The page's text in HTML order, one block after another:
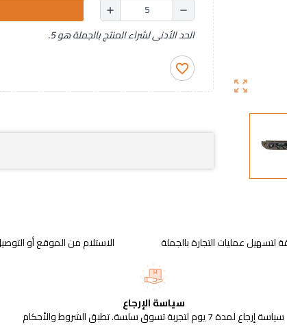
zoom_out_map
remove
add
الحد الأدنى لشراء المنتج بالجملة هو 5.
favorite_border
عمليات التجارة بالجملة الاستلام من الموقع أو
سياسة الإرجاع
سياسة إرجاع لمدة 7 يوم لتجربة تسوق سلسة. تطبق الشروط والأحكام